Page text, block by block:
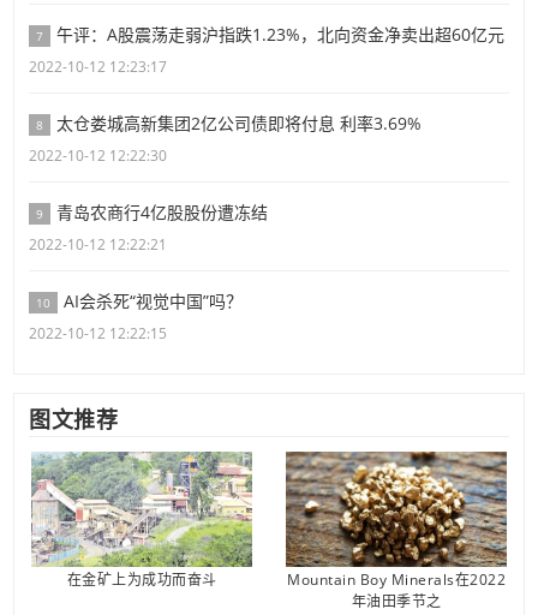
7 午评：A股震荡走弱沪指跌1.23%，北向资金净卖出超60亿元
2022-10-12 12:23:17
8 太仓娄城高新集团2亿公司债即将付息 利率3.69%
2022-10-12 12:22:30
9 青岛农商行4亿股股份遭冻结
2022-10-12 12:22:21
10 AI会杀死“视觉中国”吗？
2022-10-12 12:22:15
图文推荐
在金矿上为成功而奋斗
Mountain Boy Minerals在2022
年油田季节之